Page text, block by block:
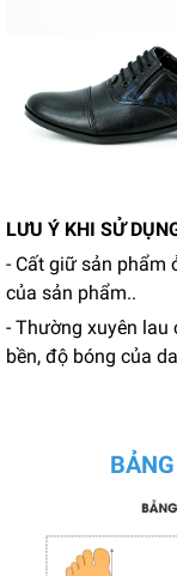
LƯU Ý KHI SỬ
- Cất giữ sản phẩm
của sản phẩm..
- Thường xuyên
bền, độ bóng của